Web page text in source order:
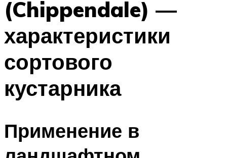
(Chippendale) —
характеристики
сортового
кустарника
Применение в